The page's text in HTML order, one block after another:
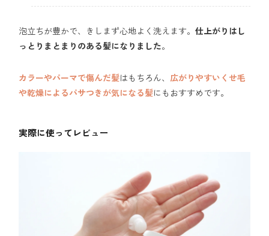
泡立ちが豊かで、きしまず心地よく洗えます。仕上がりはし
っとりまとまりのある髪になりました。
カラーやパーマで傷んだ髪はもちろん、広がりやすいくせ毛
や乾燥によるパサつきが気になる髪にもおすすめです。
実際に使ってレビュー